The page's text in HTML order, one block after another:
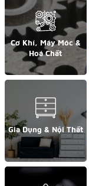
Cơ Khí, Máy Móc &
Hoá Chất
Gia Dụng & Nội Thất